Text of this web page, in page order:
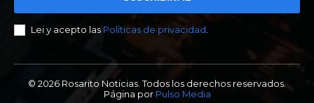
Lei y acepto las Políticas de privacidad
© 2026 Rosarito Noticias. Todos los derechos reservados.
Página por Pulso Media